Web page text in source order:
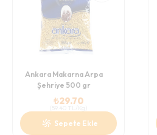
Ankara Makarna Arpa
Şehriye 500 gr
₺29.70
Sepete Ekle